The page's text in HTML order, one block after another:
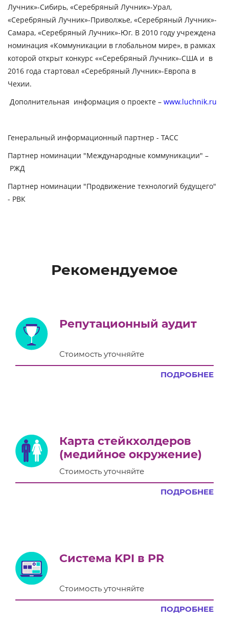
Лучник»-Сибирь, «Серебряный Лучник»-Урал,
«Серебряный Лучник»-Приволжье, «Серебряный Лучник»-
Самара, «Серебряный Лучник»-Юг. В 2010 году учреждена
номинация «Коммуникации в глобальном мире», в рамках
которой открыт конкурс ««Серебряный Лучник»-США и в
2016 года стартовал «Серебряный Лучник»-Европа в
Чехии.
Дополнительная информация о проекте – www.luchnik.ru
Генеральный информационный партнер - ТАСС
Партнер номинации "Международные коммуникации" –
РЖД
Партнер номинации "Продвижение технологий будущего"
- РВК
Рекомендуемое
Репутационный аудит
Стоимость уточняйте
ПОДРОБНЕЕ
Карта стейкхолдеров
(медийное окружение)
Стоимость уточняйте
ПОДРОБНЕЕ
Система KPI в PR
Стоимость уточняйте
ПОДРОБНЕЕ